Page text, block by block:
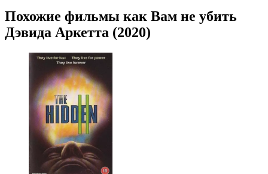
Похожие фильмы как Вам не убить
Дэвида Аркетта (2020)